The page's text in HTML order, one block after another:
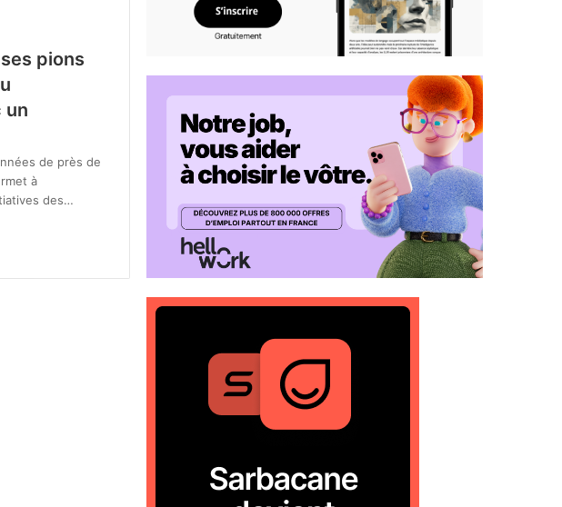
pions
un
de près de
à
des…